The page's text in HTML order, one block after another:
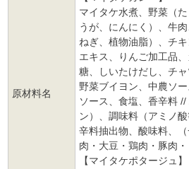
原材料名
マイタケ水煮、野菜（
うが、にんにく）、牛
ねぎ、植物油脂）、チ
エキス、りんご加工品
糖、しいたけだし、チャ
野菜ブイヨン、中農ソ
ソース、食塩、香辛料
ン）、調味料（アミノ
辛料抽出物、酸味料、
肉・大豆・鶏肉・豚肉・
【マイタケポタージュ】